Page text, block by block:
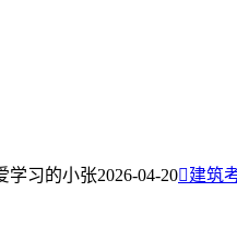
学习的小张2026-04-20建筑